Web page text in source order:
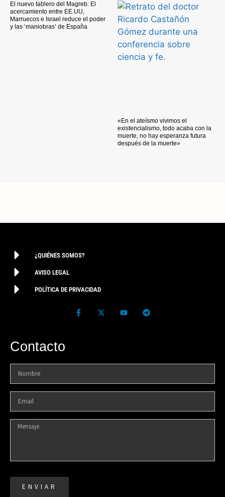
El nuevo tablero del Magreb: El
acercamiento entre EE.UU,
Marruecos e Israel reduce el poder
y las ‘maniobras’ de España
«En el ateísmo vivimos el
existencialismo, todo acaba con la
muerte, no hay esperanza futura
después de la muerte»
¿QUIÉNES SOMOS?
AVISO LEGAL
POLÍTICA DE PRIVACIDAD
Contacto
ENVIAR